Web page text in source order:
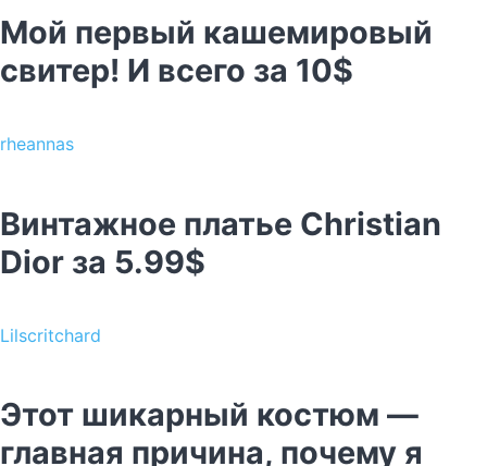
Мой первый кашемировый
свитер! И всего за 10$
rheannas
Винтажное платье Christian
Dior за 5.99$
Lilscritchard
Этот шикарный костюм —
главная причина, почему я